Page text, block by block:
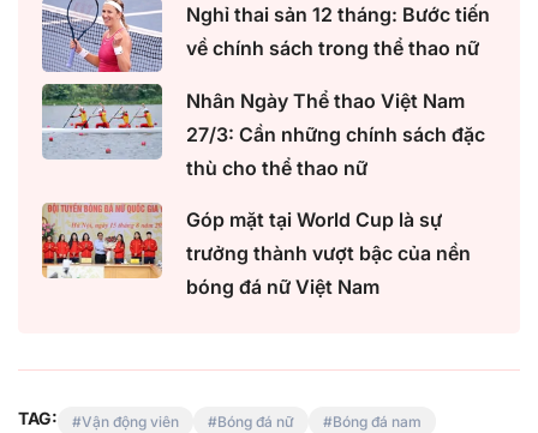
Nghỉ thai sản 12 tháng: Bước tiến
về chính sách trong thể thao nữ
Nhân Ngày Thể thao Việt Nam
27/3: Cần những chính sách đặc
thù cho thể thao nữ
Góp mặt tại World Cup là sự
trưởng thành vượt bậc của nền
bóng đá nữ Việt Nam
TAG: Vận động viên Bóng đá nữ
Bóng đá nam